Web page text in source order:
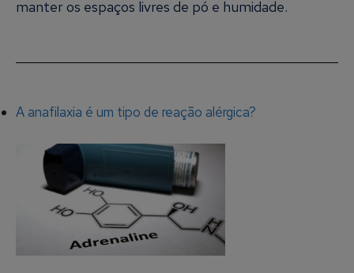
manter os espaços livres de pó e humidade.
A anafilaxia é um tipo de reação alérgica?